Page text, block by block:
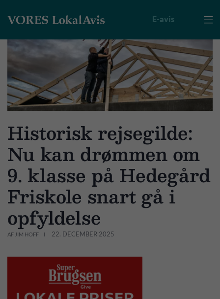

E-avis
Historisk rejsegilde:
Nu kan drømmen om
9. klasse på Hedegård
Friskole snart gå i
opfyldelse
AF JIM HOFF 22. DECEMBER 2025